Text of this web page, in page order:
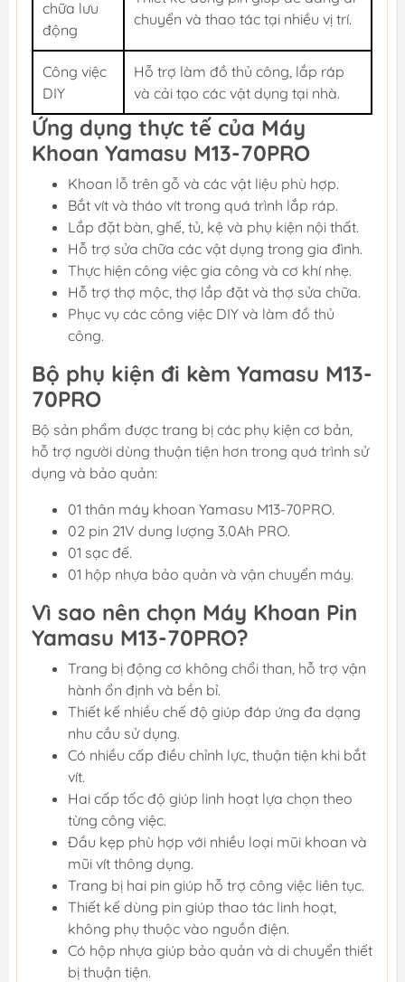
chữa lưu
động
chuyển và thao tác tại nhiều vị trí.
Công việc
DIY
Hỗ trợ làm đồ thủ công, lắp ráp
và cải tạo các vật dụng tại nhà.
Ứng dụng thực tế của Máy
Khoan Yamasu M13-70PRO
Khoan lỗ trên gỗ và các vật liệu phù hợp.
Bắt vít và tháo vít trong quá trình lắp ráp.
Lắp đặt bàn, ghế, tủ, kệ và phụ kiện nội thất.
Hỗ trợ sửa chữa các vật dụng trong gia đình.
Thực hiện công việc gia công và cơ khí nhẹ.
Hỗ trợ thợ mộc, thợ lắp đặt và thợ sửa chữa.
Phục vụ các công việc DIY và làm đồ thủ
công.
Bộ phụ kiện đi kèm Yamasu M13-
70PRO
Bộ sản phẩm được trang bị các phụ kiện cơ bản,
hỗ trợ người dùng thuận tiện hơn trong quá trình sử
dụng và bảo quản:
01 thân máy khoan Yamasu M13-70PRO.
02 pin 21V dung lượng 3.0Ah PRO.
01 sạc đế.
01 hộp nhựa bảo quản và vận chuyển máy.
Vì sao nên chọn Máy Khoan Pin
Yamasu M13-70PRO?
Trang bị động cơ không chổi than, hỗ trợ vận
hành ổn định và bền bỉ.
Thiết kế nhiều chế độ giúp đáp ứng đa dạng
nhu cầu sử dụng.
Có nhiều cấp điều chỉnh lực, thuận tiện khi bắt
vít.
Hai cấp tốc độ giúp linh hoạt lựa chọn theo
từng công việc.
Đầu kẹp phù hợp với nhiều loại mũi khoan và
mũi vít thông dụng.
Trang bị hai pin giúp hỗ trợ công việc liên tục.
Thiết kế dùng pin giúp thao tác linh hoạt,
không phụ thuộc vào nguồn điện.
Có hộp nhựa giúp bảo quản và di chuyển thiết
bị thuận tiện.